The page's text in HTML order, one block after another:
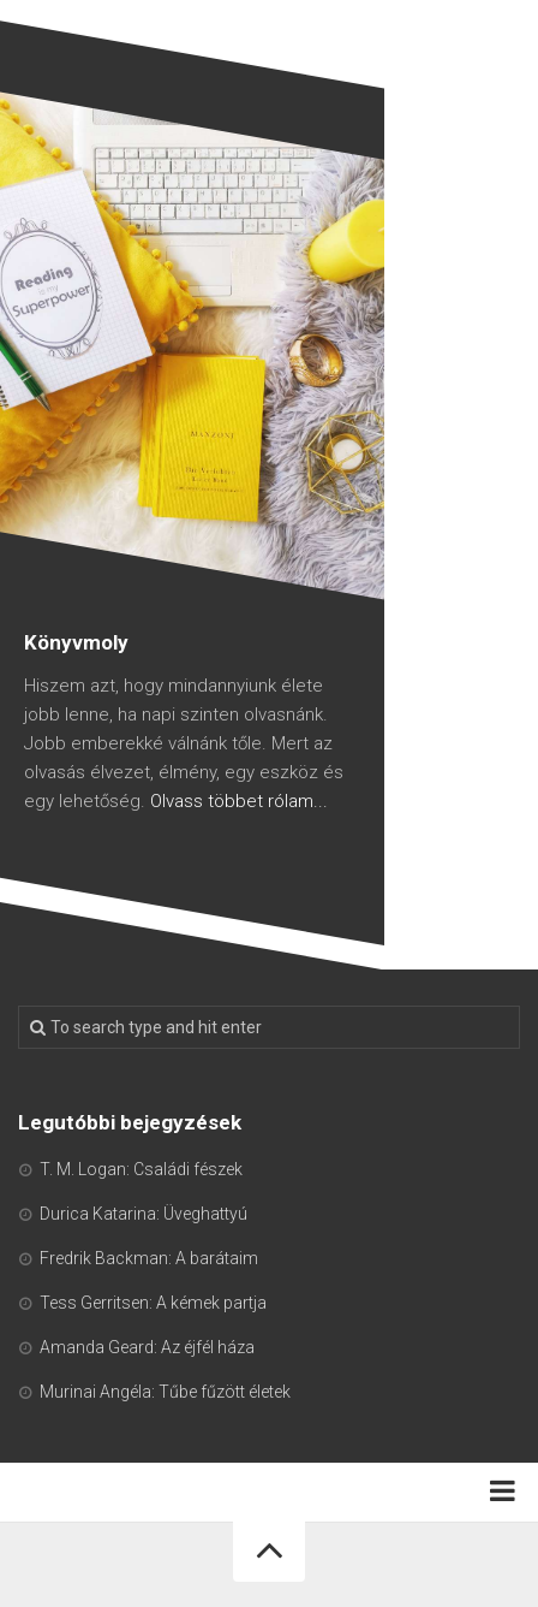
Könyvmoly
Hiszem azt, hogy mindannyiunk élete
jobb lenne, ha napi szinten olvasnánk.
Jobb emberekké válnánk tőle. Mert az
olvasás élvezet, élmény, egy eszköz és
egy lehetőség. Olvass többet rólam...
Legutóbbi bejegyzések
T. M. Logan: Családi fészek
Durica Katarina: Üveghattyú
Fredrik Backman: A barátaim
Tess Gerritsen: A kémek partja
Amanda Geard: Az éjfél háza
Murinai Angéla: Tűbe fűzött életek